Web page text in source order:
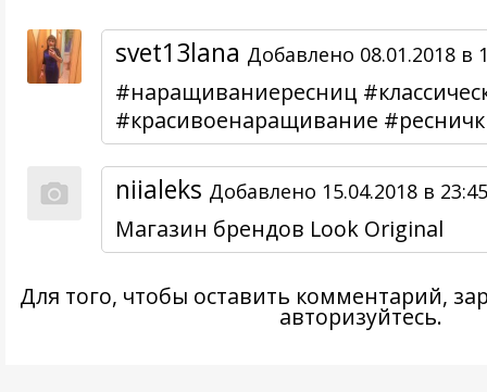
svet13lana Добавлено 08.01.2018 в
#наращиваниересниц
#красивоенаращивание
niialeks Добавлено 15.04.2018 в 23:45
Магазин брендов Look Original
Для того, чтобы оставить комментарий,
авторизуйтесь.